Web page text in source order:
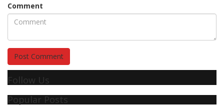
Comment
Post Comment
Follow Us
Popular Posts